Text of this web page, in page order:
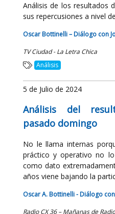
Análisis de los resultados
sus repercusiones a nivel
Oscar Bottinelli – Diálogo con
TV Ciudad - La Letra Chica
Análisis
5 de Julio de 2024
Análisis del
pasado domingo
No le llama internas
práctico y operativo no
como dato
años viene bajando la
Oscar A. Bottinelli - Diálogo
Radio CX 36 – Mañanas de Radio